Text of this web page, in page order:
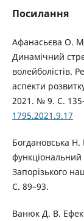
Посилання
Афанасьєва О.
Динамічний
волейболістів.
аспекти
2021. № 9. С.
1795.2021.9.17
Богдановська Н.
функціональний
Запорізького
С. 89–93.
Ванюк Д. В.